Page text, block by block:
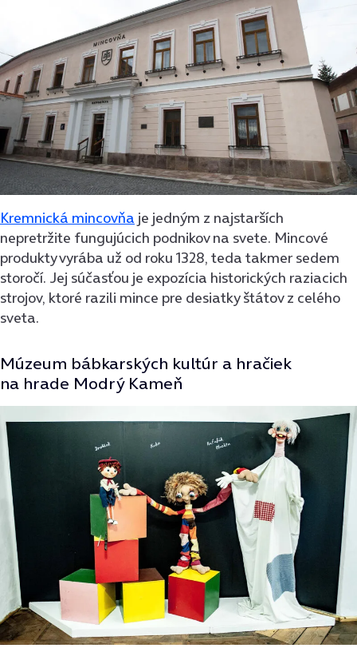
Kremnická mincovňa je jedným z najstarších
nepretržite fungujúcich podnikov na svete. Mincové
produkty vyrába už od roku 1328, teda takmer sedem
storočí. Jej súčasťou je expozícia historických raziacich
strojov, ktoré razili mince pre desiatky štátov z celého
sveta.
Múzeum bábkarských kultúr a hračiek
na hrade Modrý Kameň